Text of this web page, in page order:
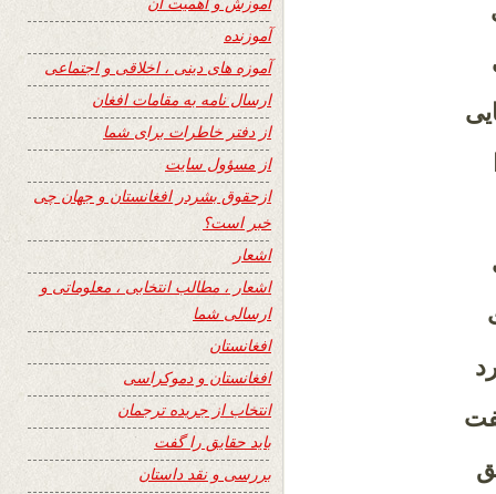
آموزنده
آموزه های دینی ، اخلاقی و اجتماعی
ارسال نامه به مقامات افغان
از دفتر خاطرات برای شما
از مسؤول سایت
ازحقوق بشردر افغانستان و جهان چی
خبر است؟
اشعار
اشعار ، مطالب انتخابی ، معلوماتی و
ارسالی شما
افغانستان
افغانستان و دموکراسی
انتخاب از جریده ترجمان
باید حقایق را گفت
بررسی و نقد داستان